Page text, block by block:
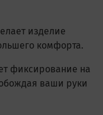
изделие
комфорта.
фиксирование на
ваши руки